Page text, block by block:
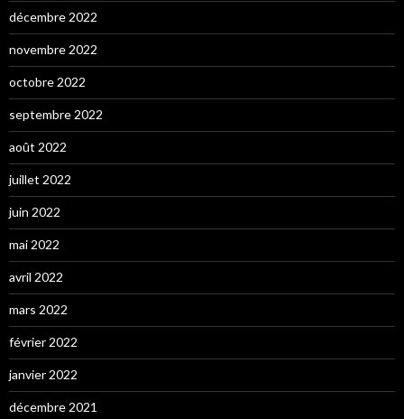
décembre 2022
novembre 2022
octobre 2022
septembre 2022
août 2022
juillet 2022
juin 2022
mai 2022
avril 2022
mars 2022
février 2022
janvier 2022
décembre 2021